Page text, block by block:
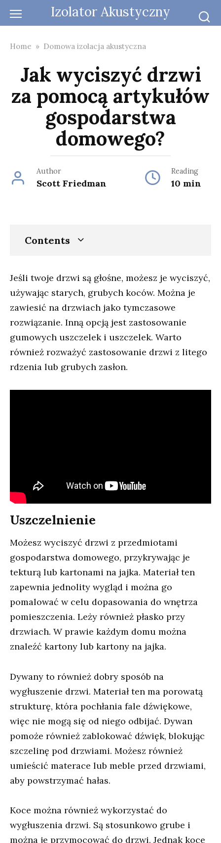
Izolator Akustyczny
Home » Domowa izolacja akustyczna
Jak wyciszyć drzwi
za pomocą artykułów
gospodarstwa
domowego?
Author
Scott Friedman
Reading
10 min
Contents
Jeśli twoje drzwi są głośne, możesz je wyciszyć,
używając starych, grubych koców. Można je
zawiesić na drzwiach jako tymczasowe
rozwiązanie. Inną opcją jest zastosowanie
gumowych uszczelek i uszczelek. Warto
również rozważyć zastosowanie drzwi z litego
rdzenia lub grubych zasłon.
Uszczelnienie
Możesz wyciszyć drzwi z przedmiotami
gospodarstwa domowego, przykrywając je
tekturą lub kartonami na jajka. Materiał ten
zapewnia jednolity wygląd i można go
pomalować w celu dopasowania do wnętrza
pomieszczenia. Leży również płasko przy
drzwiach. W prawie każdym domu można
znaleźć kartony lub kartony na jajka.
Dywany to również dobry sposób na
wygłuszenie drzwi. Materiał ten ma porowatą
strukturę, która pochłania fale dźwiękowe,
więc nie mogą się od niego odbijać. Dywan
pomoże również zablokować dźwięk, blokując
szczelinę pod drzwiami. Możesz również
umieścić materace lub meble przed drzwiami,
aby powstrzymać hałas.
Koce można również wykorzystać do
wygłuszenia drzwi. Są stosunkowo grube i
można je przymocować do drzwi. Jednak koce